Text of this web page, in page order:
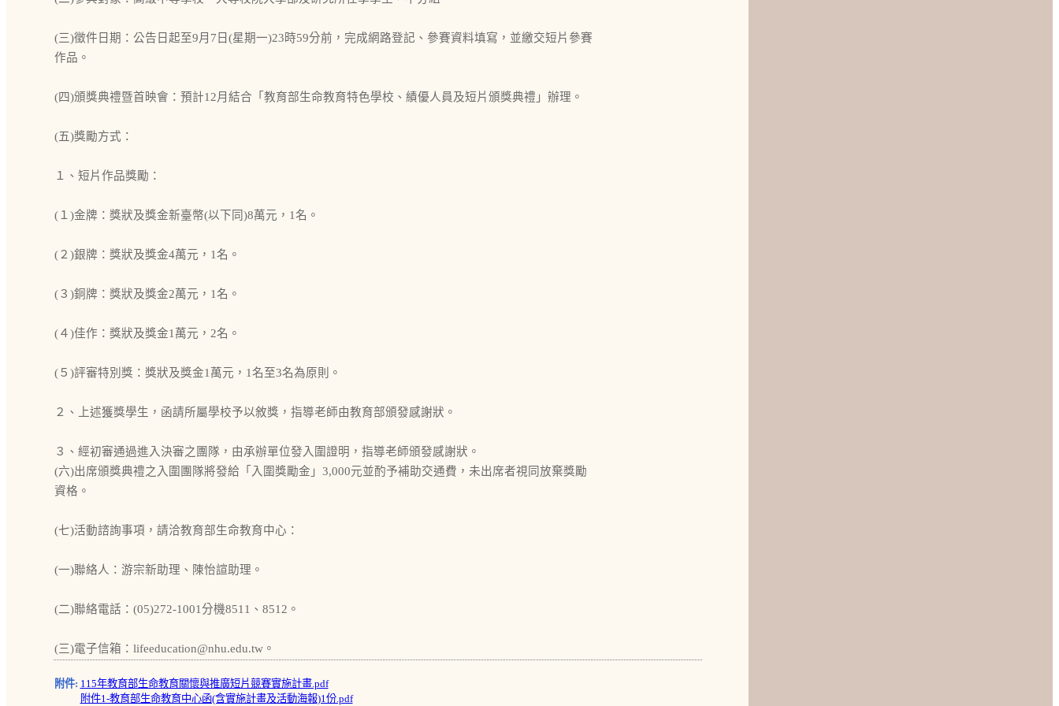
(三)徵件日期：公告日起至9月7日(星期一)23時59分前，完成網路登記、參賽資料填寫，並繳交短片參賽
作品。
(四)頒獎典禮暨首映會：預計12月結合「教育部生命教育特色學校、績優人員及短片頒獎典禮」辦理。
(五)獎勵方式：
１、短片作品獎勵：
(１)金牌：獎狀及獎金新臺幣(以下同)8萬元，1名。
(２)銀牌：獎狀及獎金4萬元，1名。
(３)銅牌：獎狀及獎金2萬元，1名。
(４)佳作：獎狀及獎金1萬元，2名。
(５)評審特別獎：獎狀及獎金1萬元，1名至3名為原則。
２、上述獲獎學生，函請所屬學校予以敘獎，指導老師由教育部頒發感謝狀。
３、經初審通過進入決審之團隊，由承辦單位發入圍證明，指導老師頒發感謝狀。
(六)出席頒獎典禮之入圍團隊將發給「入圍獎勵金」3,000元並酌予補助交通費，未出席者視同放棄獎勵
資格。
(七)活動諮詢事項，請洽教育部生命教育中心：
(一)聯絡人：游宗新助理、陳怡諠助理。
(二)聯絡電話：(05)272-1001分機8511、8512。
(三)電子信箱：lifeeducation@nhu.edu.tw。
附件: 115年教育部生命教育關懷與推廣短片競賽實施計畫.pdf
附件1-教育部生命教育中心函(含實施計畫及活動海報)1份.pdf